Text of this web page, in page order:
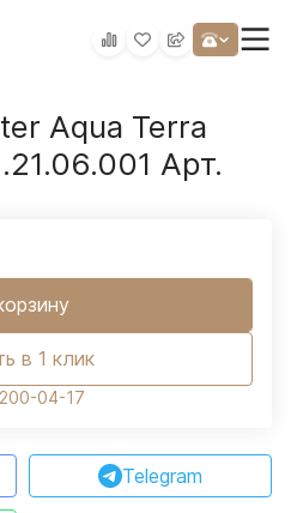
Aqua Terra
Арт.
в 1 клик
04-17
Telegram